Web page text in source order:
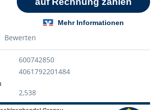
Bewerten
600742850
4061792201484
2,538